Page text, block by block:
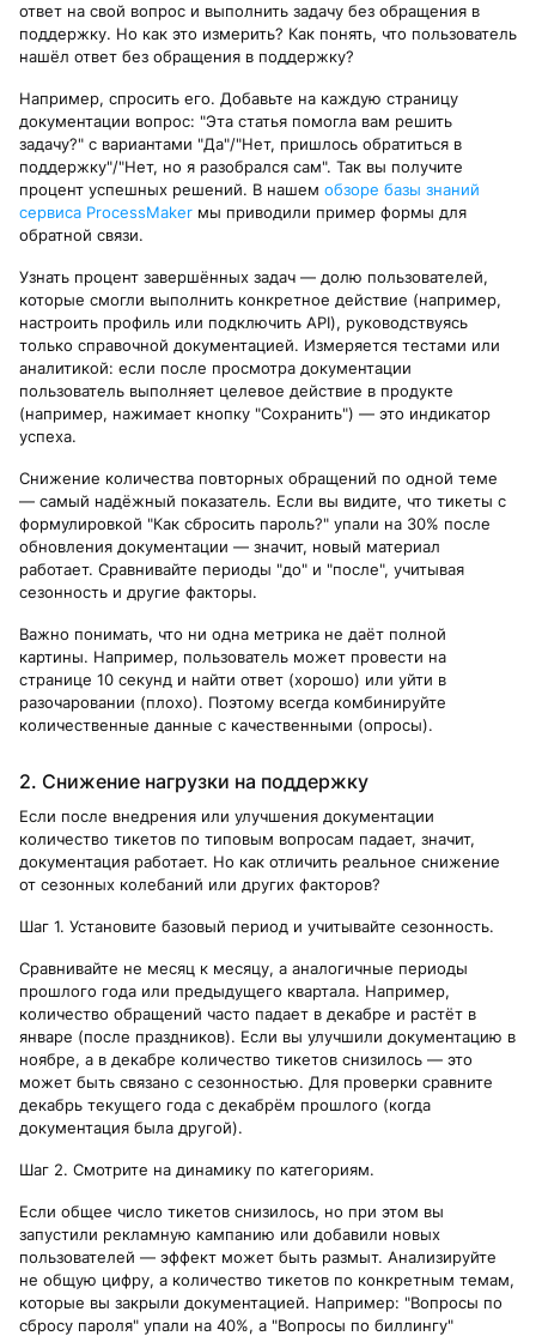
ответ на свой вопрос и выполнить задачу без обращения в
поддержку. Но как это измерить? Как понять, что пользователь
нашёл ответ без обращения в поддержку?
Например, спросить его. Добавьте на каждую страницу
документации вопрос: "Эта статья помогла вам решить
задачу?" с вариантами "Да"/"Нет, пришлось обратиться в
поддержку"/"Нет, но я разобрался сам". Так вы получите
процент успешных решений. В нашем обзоре базы знаний
сервиса ProcessMaker мы приводили пример формы для
обратной связи.
Узнать процент завершённых задач — долю пользователей,
которые смогли выполнить конкретное действие (например,
настроить профиль или подключить API), руководствуясь
только справочной документацией. Измеряется тестами или
аналитикой: если после просмотра документации
пользователь выполняет целевое действие в продукте
(например, нажимает кнопку "Сохранить") — это индикатор
успеха.
Снижение количества повторных обращений по одной теме
— самый надёжный показатель. Если вы видите, что тикеты с
формулировкой "Как сбросить пароль?" упали на 30% после
обновления документации — значит, новый материал
работает. Сравнивайте периоды "до" и "после", учитывая
сезонность и другие факторы.
Важно понимать, что ни одна метрика не даёт полной
картины. Например, пользователь может провести на
странице 10 секунд и найти ответ (хорошо) или уйти в
разочаровании (плохо). Поэтому всегда комбинируйте
количественные данные с качественными (опросы).
2. Снижение нагрузки на поддержку
Если после внедрения или улучшения документации
количество тикетов по типовым вопросам падает, значит,
документация работает. Но как отличить реальное снижение
от сезонных колебаний или других факторов?
Шаг 1. Установите базовый период и учитывайте сезонность.
Сравнивайте не месяц к месяцу, а аналогичные периоды
прошлого года или предыдущего квартала. Например,
количество обращений часто падает в декабре и растёт в
январе (после праздников). Если вы улучшили документацию в
ноябре, а в декабре количество тикетов снизилось — это
может быть связано с сезонностью. Для проверки сравните
декабрь текущего года с декабрём прошлого (когда
документация была другой).
Шаг 2. Смотрите на динамику по категориям.
Если общее число тикетов снизилось, но при этом вы
запустили рекламную кампанию или добавили новых
пользователей — эффект может быть размыт. Анализируйте
не общую цифру, а количество тикетов по конкретным темам,
которые вы закрыли документацией. Например: "Вопросы по
сбросу пароля" упали на 40%, а "Вопросы по биллингу"